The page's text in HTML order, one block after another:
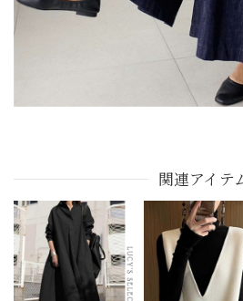
関連アイテ